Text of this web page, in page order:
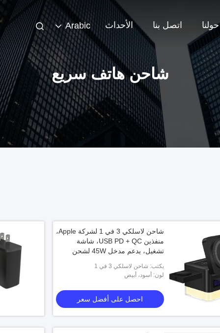
حولنا اتصل بنا الأحداث Arabic
شاحن هاتف سريع
شاحن لاسلكي 3 في 1 لشركة Apple،
منفذين USB PD + QC، شاشة
تشغيل، يدعم مدخل 45W لشحن
يكتب: شاحن لاسلكي 3 في 1
لون: أسود، أبيض
احصل على أفضل سعر